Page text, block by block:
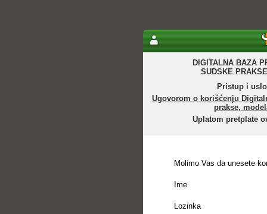
DIGITALNA BAZA
SUDSKE
Pristup i
Ugovorom o korišćenju
prakse,
Uplatom pretplate
Molimo Vas da unesete
Ime
Lozinka